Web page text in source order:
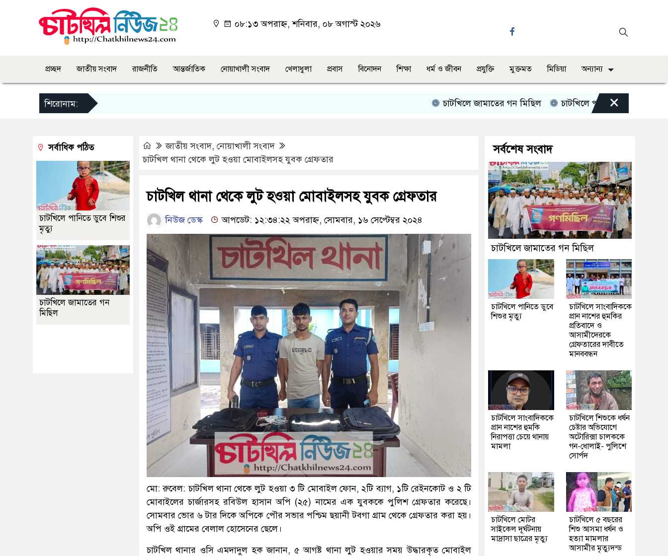
০৮:১৩ অপরাহ্ন, শনিবার, ০৮ অগাস্ট ২০২৬
প্রচ্ছদ জাতীয় সংবাদ রাজনীতি আন্তর্জাতিক নোয়াখালী সংবাদ খেলাধুলা প্রবাস বিনোদন শিক্ষা ধর্ম ও জীবন প্রযুক্তি মুক্তমত মিডিয়া অন্যান্য
শিরোনাম: চাটখিলে জামাতের গন মিছিল চাটখিলে পানিতে ডুবে শিশুর মৃত্যু
×
জাতীয় সংবাদ, নোয়াখালী সংবাদ
চাটখিল থানা থেকে লুট হওয়া মোবাইলসহ যুবক গ্রেফতার
চাটখিল থানা থেকে লুট হওয়া মোবাইলসহ যুবক গ্রেফতার
নিউজ ডেস্ক আপডেট: ১২:৩৪:২২ অপরাহ্ন, সোমবার, ১৬ সেপ্টেম্বর ২০২৪
মো: রুবেল: চাটখিল থানা থেকে লুট হওয়া ৩ টি মোবাইল ফোন, ২টি ব্যাগ, ১টি রেইনকোট ও ২ টি
মোবাইলের চার্জারসহ রবিউল হাসান অপি (২৫) নামের এক যুবককে পুলিশ গ্রেফতার করেছে।
সোমবার ভোর ৬ টার দিকে অপিকে পৌর সভার পশ্চিম ছয়ানী টবগা গ্রাম থেকে গ্রেফতার করা হয়।
অপি ওই গ্রামের বেলাল হোসেনের ছেলে।
চাটখিল থানার ওসি এমদাদুল হক জানান, ৫ আগষ্ট থানা লুট হওয়ার সময় উদ্ধারকৃত মোবাইল
সর্বাধিক পঠিত
চাটখিলে পানিতে ডুবে শিশুর
মৃত্যু
চাটখিলে জামাতের গন
মিছিল
সর্বশেষ সংবাদ
চাটখিলে জামাতের গন মিছিল
চাটখিলে পানিতে ডুবে
শিশুর মৃত্যু
চাটখিলে সাংবাদিককে
প্রান নাশের হুমকির
প্রতিবাদে ও
আসামীদেরকে
গ্রেফতারের দাবীতে
মানববন্ধন
চাটখিলে সাংবাদিককে
প্রান নাশের হুমকি
নিরাপত্তা চেয়ে থানায়
মামলা
চাটখিলে শিশুকে ধর্ষন
চেষ্টার অভিযোগে
অটোরিক্সা চালককে
গন-ধোলাই- পুলিশে
সোর্পদ
চাটখিলে মোটর
সাইকেল দূর্ঘটনায়
মাদ্রাসা ছাত্রের মৃত্যু
চাটখিলে ৫ বছরের
শিশু আসমা ধর্ষন ও
হত্যা মামলার
আসামীর মৃত্যুদন্ড